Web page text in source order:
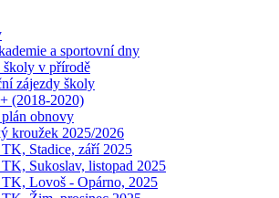
a sportovní dny
v přírodě
zájezdy školy
(2018-2020)
obnovy
kroužek 2025/2026
TK, Stadice, září 2025
TK, Sukoslav, listopad 2025
Lovoš - Opárno, 2025